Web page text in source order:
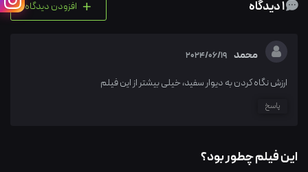
+ افزودن دیدگاه
محمد 2024/06/19
ارزش نگاه کردن به دیوار سفید، خیلی بیشتر از این فیلم
پاسخ
این فیلم چطور بود؟